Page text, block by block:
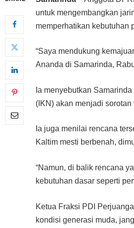
untuk mengembangkan
memperhatikan kebutuhan
“Saya mendukung
Ananda di Samarinda,
Ia menyebutkan
(IKN) akan menjadi
Ia juga menilai rencana
Kaltim mesti berbenah,
“Namun, di balik rencana
kebutuhan dasar seperti
Ketua Fraksi PDI
kondisi generasi muda,